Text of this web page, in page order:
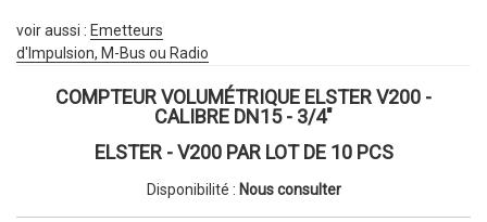
voir aussi : Emetteurs
d'Impulsion, M-Bus ou Radio
COMPTEUR VOLUMÉTRIQUE ELSTER V200 -
CALIBRE DN15 - 3/4"
ELSTER - V200 PAR LOT DE 10 PCS
Disponibilité : Nous consulter